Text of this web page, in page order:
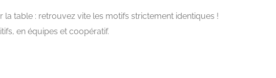
table : retrouvez vite les motifs strictement identiques !
en équipes et coopératif.